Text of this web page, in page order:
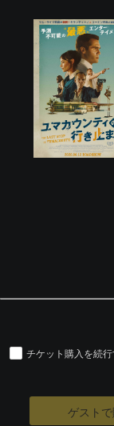
チケット購入を続行
ゲストで